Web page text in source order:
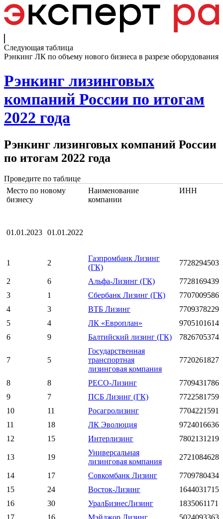
Следующая таблица
Рэнкинг ЛК по объему нового бизнеса в разрезе оборудования
Рэнкинг лизинговых
компаний России по итогам
2022 года
Рэнкинг лизинговых компаний России
по итогам 2022 года
Проведите по таблице
Место по новому
бизнесу
Наименование
компании
ИНН
01.01.2023 01.01.2022
1 2
Газпромбанк Лизинг
(ГК)
7728294503
2 6 Альфа-Лизинг (ГК)
7728169439
3
1 Сбербанк Лизинг (ГК)
7707009586
4
3 ВТБ Лизинг
7709378229
5
4 ЛК «Европлан»
9705101614
6
9 Балтийский лизинг (ГК) 7826705374
7 5
Государственная
транспортная
лизинговая компания
7720261827
8 8 РЕСО-Лизинг
7709431786
9
7 ПСБ Лизинг (ГК)
7722581759
10
11 Росагролизинг
7704221591
11
18 ЛК Эволюция
9724016636
12
15 Интерлизинг 7802131219
13 19
Универсальная
лизинговая компания
2721084628
14 17 Совкомбанк Лизинг
7709780434
15
24 Восток-Лизинг
1644031715
16
30 УралБизнесЛизинг
1835061171